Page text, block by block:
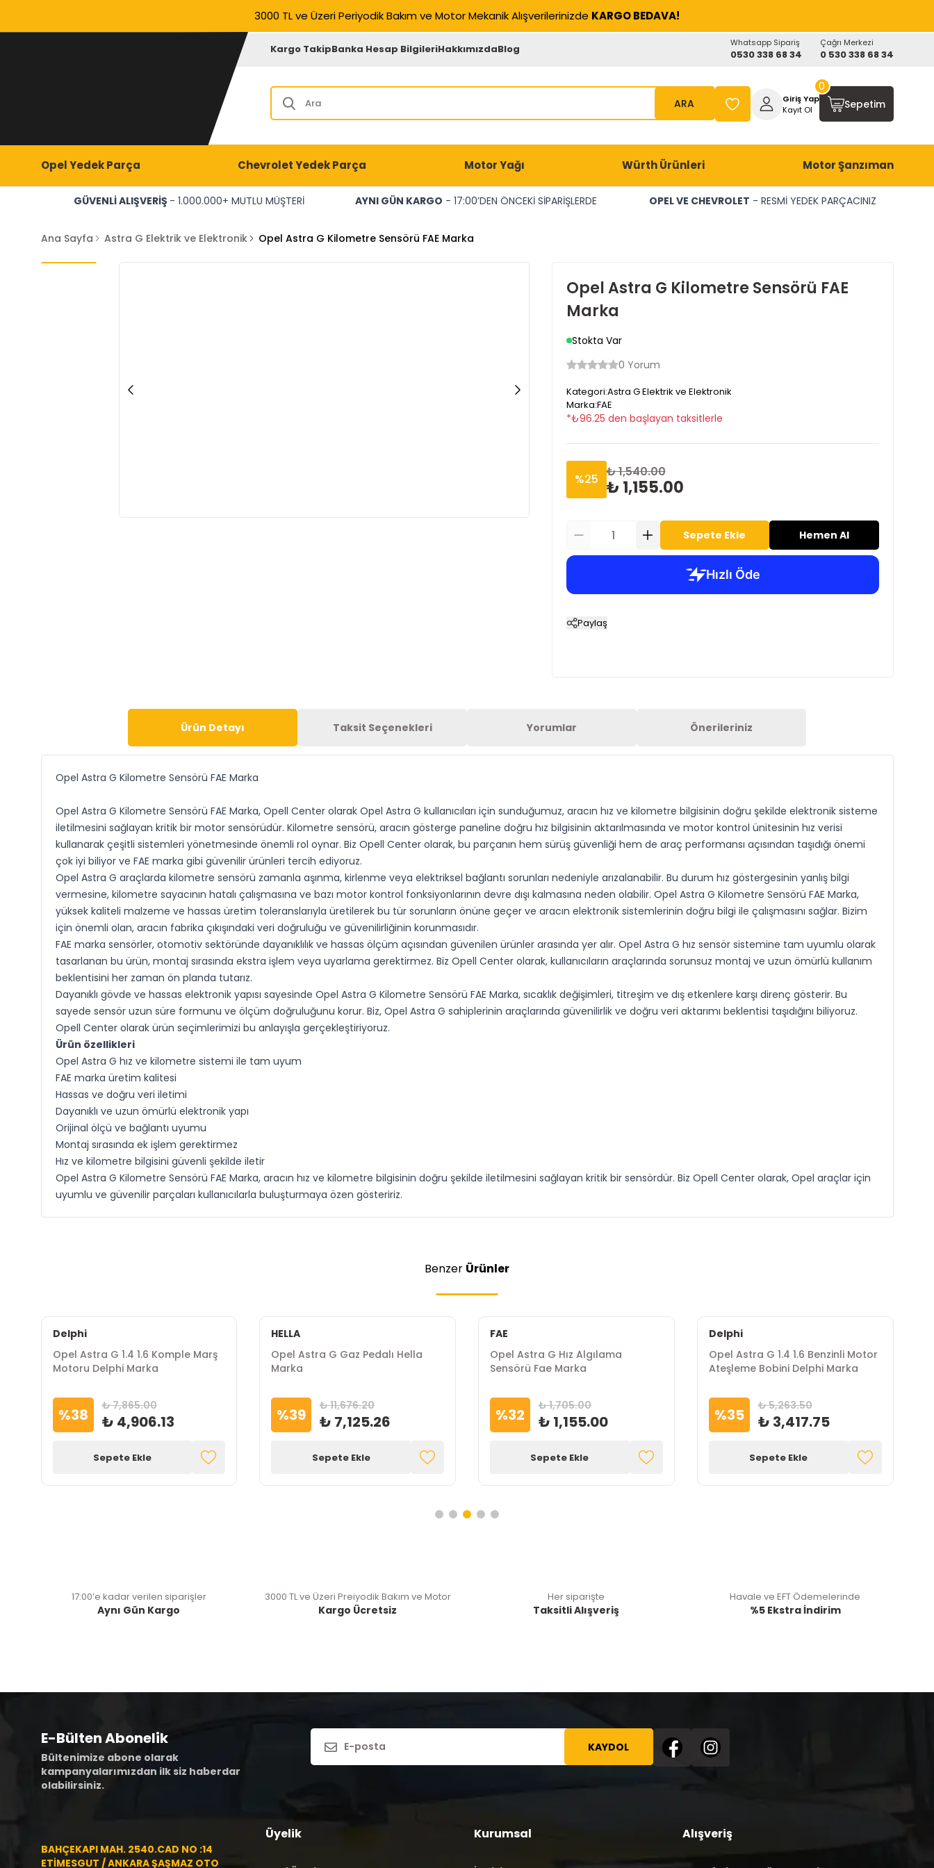
3000 TL ve Üzeri Periyodik Bakım ve Motor Mekanik Alışverilerinizde KARGO BEDAVA!
Kargo TakipBanka Hesap BilgileriHakkımızdaBlog Whatsapp Sipariş
0530 338 68 34
Çağrı Merkezi
0 530 338 68 34
ARA
Giriş Yap
Kayıt Ol
Sepetim
0
Opel Yedek Parça Chevrolet Yedek Parça Motor Yağı Würth Ürünleri Motor Şanzıman
GÜVENLİ ALIŞVERİŞ - 1.000.000+ MUTLU MÜŞTERİ AYNI GÜN KARGO - 17:00’DEN ÖNCEKİ SİPARİŞLERDE OPEL VE CHEVROLET - RESMİ YEDEK PARÇACINIZ
Ana Sayfa Astra G Elektrik ve Elektronik Opel Astra G Kilometre Sensörü FAE Marka
Opel Astra G Kilometre Sensörü FAE
Marka
Stokta Var
0 Yorum
Kategori:Astra G Elektrik ve Elektronik
Marka:FAE
*₺96.25 den başlayan taksitlerle
%25 ₺ 1,540.00
₺ 1,155.00
Sepete Ekle Hemen Al
Paylaş
Ürün Detayı Taksit Seçenekleri Yorumlar Önerileriniz
Opel Astra G Kilometre Sensörü FAE Marka
Opel Astra G Kilometre Sensörü FAE Marka, Opell Center olarak Opel Astra G kullanıcıları için sunduğumuz, aracın hız ve kilometre bilgisinin doğru şekilde elektronik sisteme
iletilmesini sağlayan kritik bir motor sensörüdür. Kilometre sensörü, aracın gösterge paneline doğru hız bilgisinin aktarılmasında ve motor kontrol ünitesinin hız verisi
kullanarak çeşitli sistemleri yönetmesinde önemli rol oynar. Biz Opell Center olarak, bu parçanın hem sürüş güvenliği hem de araç performansı açısından taşıdığı önemi
çok iyi biliyor ve FAE marka gibi güvenilir ürünleri tercih ediyoruz.
Opel Astra G araçlarda kilometre sensörü zamanla aşınma, kirlenme veya elektriksel bağlantı sorunları nedeniyle arızalanabilir. Bu durum hız göstergesinin yanlış bilgi
vermesine, kilometre sayacının hatalı çalışmasına ve bazı motor kontrol fonksiyonlarının devre dışı kalmasına neden olabilir. Opel Astra G Kilometre Sensörü FAE Marka,
yüksek kaliteli malzeme ve hassas üretim toleranslarıyla üretilerek bu tür sorunların önüne geçer ve aracın elektronik sistemlerinin doğru bilgi ile çalışmasını sağlar. Bizim
için önemli olan, aracın fabrika çıkışındaki veri doğruluğu ve güvenilirliğinin korunmasıdır.
FAE marka sensörler, otomotiv sektöründe dayanıklılık ve hassas ölçüm açısından güvenilen ürünler arasında yer alır. Opel Astra G hız sensör sistemine tam uyumlu olarak
tasarlanan bu ürün, montaj sırasında ekstra işlem veya uyarlama gerektirmez. Biz Opell Center olarak, kullanıcıların araçlarında sorunsuz montaj ve uzun ömürlü kullanım
beklentisini her zaman ön planda tutarız.
Dayanıklı gövde ve hassas elektronik yapısı sayesinde Opel Astra G Kilometre Sensörü FAE Marka, sıcaklık değişimleri, titreşim ve dış etkenlere karşı direnç gösterir. Bu
sayede sensör uzun süre formunu ve ölçüm doğruluğunu korur. Biz, Opel Astra G sahiplerinin araçlarında güvenilirlik ve doğru veri aktarımı beklentisi taşıdığını biliyoruz.
Opell Center olarak ürün seçimlerimizi bu anlayışla gerçekleştiriyoruz.
Ürün özellikleri
Opel Astra G hız ve kilometre sistemi ile tam uyum
FAE marka üretim kalitesi
Hassas ve doğru veri iletimi
Dayanıklı ve uzun ömürlü elektronik yapı
Orijinal ölçü ve bağlantı uyumu
Montaj sırasında ek işlem gerektirmez
Hız ve kilometre bilgisini güvenli şekilde iletir
Opel Astra G Kilometre Sensörü FAE Marka, aracın hız ve kilometre bilgisinin doğru şekilde iletilmesini sağlayan kritik bir sensördür. Biz Opell Center olarak, Opel araçlar için
uyumlu ve güvenilir parçaları kullanıcılarla buluşturmaya özen gösteririz.
Benzer Ürünler
Delphi
Opel Astra G 1.4 1.6 Komple Marş
Motoru Delphi Marka
%38 ₺ 7,865.00
₺ 4,906.13
Sepete Ekle
HELLA
Opel Astra G Gaz Pedalı Hella
Marka
%39 ₺ 11,676.20
₺ 7,125.26
Sepete Ekle
FAE
Opel Astra G Hız Algılama
Sensörü Fae Marka
%32 ₺ 1,705.00
₺ 1,155.00
Sepete Ekle
Delphi
Opel Astra G 1.4 1.6 Benzinli Motor
Ateşleme Bobini Delphi Marka
%35 ₺ 5,263.50
₺ 3,417.75
Sepete Ekle
17:00’e kadar verilen siparişler
Aynı Gün Kargo
3000 TL ve Üzeri Preiyodik Bakım ve Motor
Kargo Ücretsiz
Her siparişte
Taksitli Alışveriş
Havale ve EFT Ödemelerinde
%5 Ekstra İndirim
E-Bülten Abonelik
Bültenimize abone olarak
kampanyalarımızdan ilk siz haberdar
olabilirsiniz.
KAYDOL
BAHÇEKAPI MAH. 2540.CAD NO :14
ETİMESGUT / ANKARA ŞAŞMAZ OTO
Üyelik Kurumsal Alışveriş